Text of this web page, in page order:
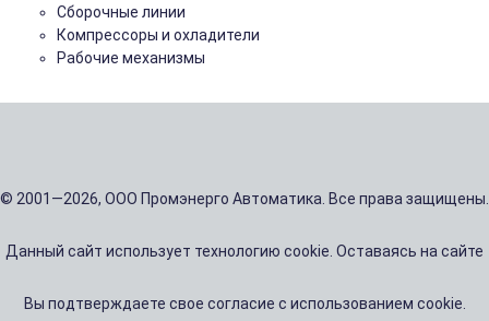
Сборочные линии
Компрессоры и охладители
Рабочие механизмы
© 2001—2026, ООО Промэнерго Автоматика. Все права защищены.
Данный сайт использует технологию cookie. Оставаясь на сайте
Вы подтверждаете свое согласие с использованием cookie.